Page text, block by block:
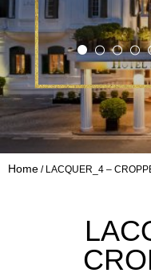
Home LACQUER_4 –